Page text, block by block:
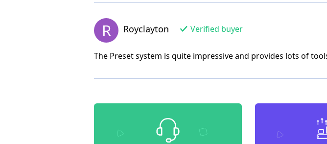
R Royclayton Verified buyer
The Preset system is quite impressive and provides lots of